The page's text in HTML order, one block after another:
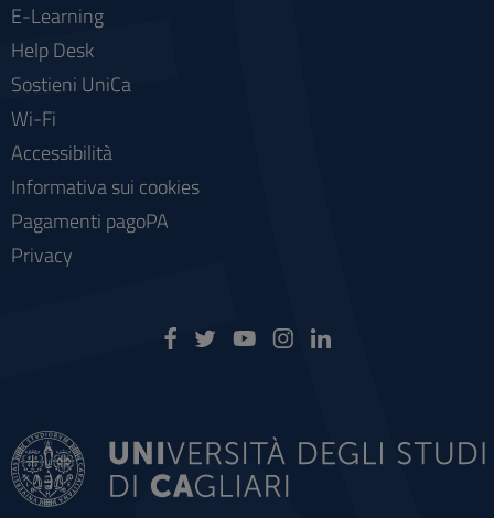
E-Learning
Help Desk
Sostieni UniCa
Wi-Fi
Accessibilità
Informativa sui cookies
Pagamenti pagoPA
Privacy